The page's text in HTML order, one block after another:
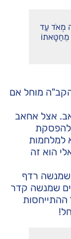
מְאֹד עַד
מוחל אם
אצל אחאב
להפסקת
למלחמות
הוא זה
שמנשה רדף
שמנשה קדר
ההתייחסות